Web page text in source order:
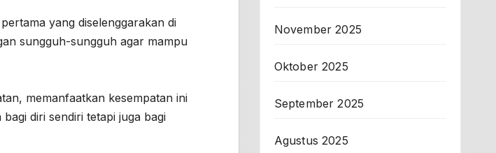
yang diselenggarakan di
sungguh-sungguh agar mampu
memanfaatkan kesempatan ini
diri sendiri tetapi juga bagi
November 2025
Oktober 2025
September 2025
Agustus 2025